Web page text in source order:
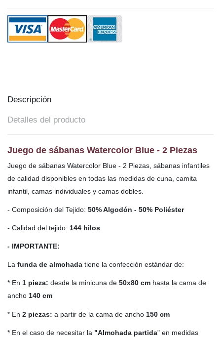
Descripción
Detalles del producto
Juego de sábanas Watercolor Blue - 2 Piezas
Juego de sábanas Watercolor Blue - 2 Piezas, sábanas infantiles
de calidad disponibles en todas las medidas de cuna, camita
infantil, camas individuales y camas dobles.
- Composición del Tejido: 50% Algodón - 50% Poliéster
- Calidad del tejido: 144 hilos
- IMPORTANTE:
La funda de almohada tiene la confección estándar de:
* En 1 pieza: desde la minicuna de 50x80 cm hasta la cama de
ancho 140 cm
* En 2 piezas: a partir de la cama de ancho 150 cm
* En el caso de necesitar la "Almohada partida" en medidas